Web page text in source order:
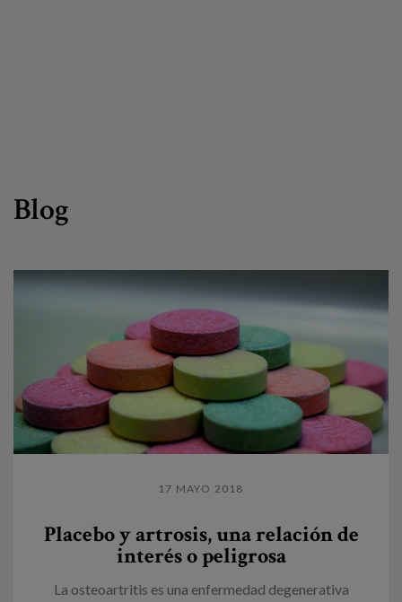
Blog
17 MAYO 2018
Placebo y artrosis, una relación de
interés o peligrosa
La osteoartritis es una enfermedad degenerativa